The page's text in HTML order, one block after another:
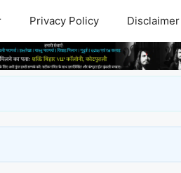
Privacy Policy Disclaimer